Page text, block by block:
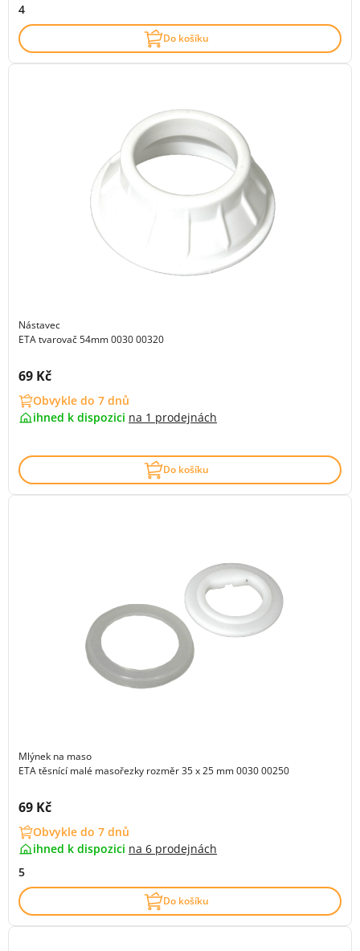
4
Do košíku
Nástavec
ETA tvarovač 54mm 0030 00320
Cena s DPH:
69 Kč
Obvykle do 7 dnů
ihned k dispozici na 1 prodejnách
Do košíku
Mlýnek na maso
ETA těsnící malé masořezky rozměr 35 x 25 mm 0030 00250
Cena s DPH:
69 Kč
Obvykle do 7 dnů
ihned k dispozici na 6 prodejnách
5
Do košíku